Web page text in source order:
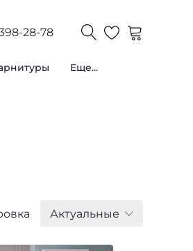
Еще...
28-78
Актуальные